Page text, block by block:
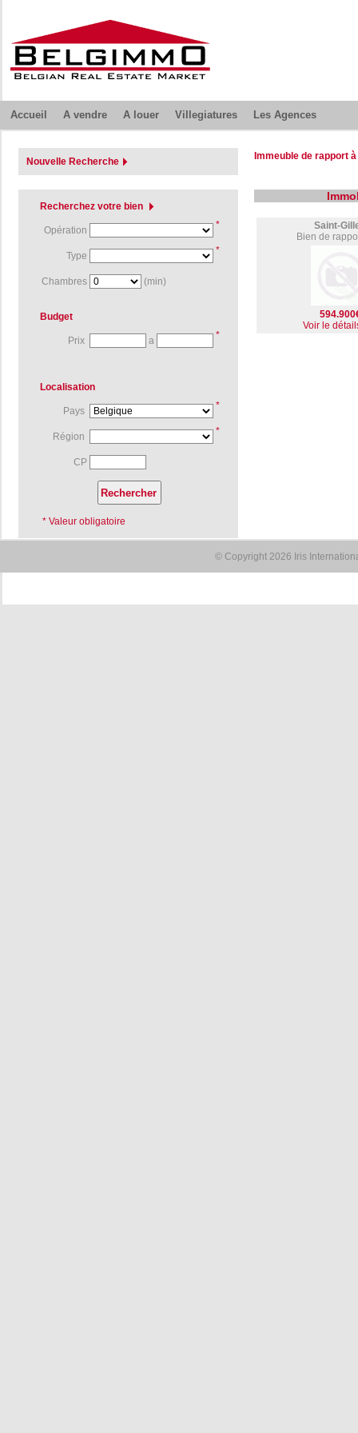
Accueil A vendre A louer Villegiatures Les Agences
Nouvelle Recherche
Recherchez votre bien
Opération *
Type *
Chambres (min)
Budget
Prix a *
Localisation
Pays *
Région *
CP
* Valeur obligatoire
Immeuble de rapport
Saint-
Bien de
Voir le
© Copyright 2026 Iris